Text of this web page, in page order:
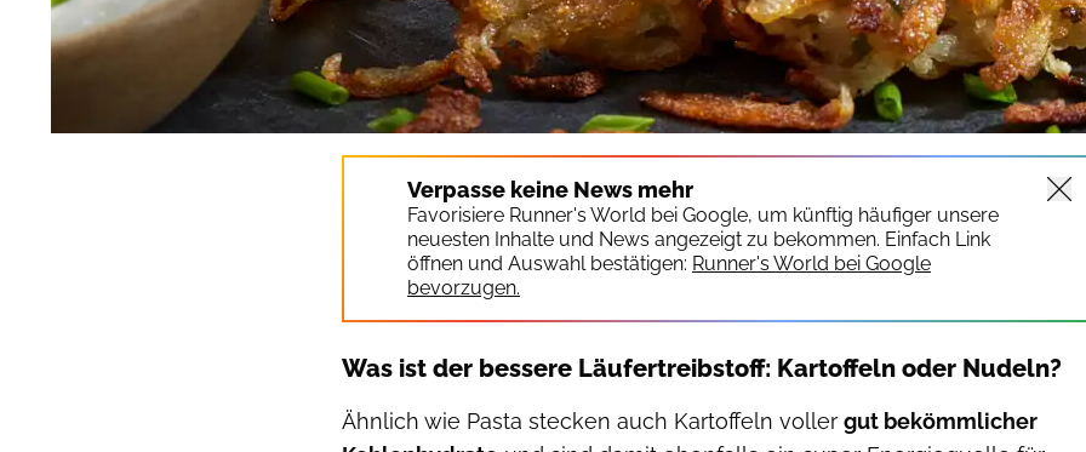
Verpasse keine News mehr
Favorisiere Runner's World bei Google, um künftig häufiger unsere
neuesten Inhalte und News angezeigt zu bekommen. Einfach Link
öffnen und Auswahl bestätigen: Runner's World bei Google
bevorzugen.
Was ist der bessere Läufertreibstoff: Kartoffeln oder Nudeln?
Ähnlich wie Pasta stecken auch Kartoffeln voller gut bekömmlicher